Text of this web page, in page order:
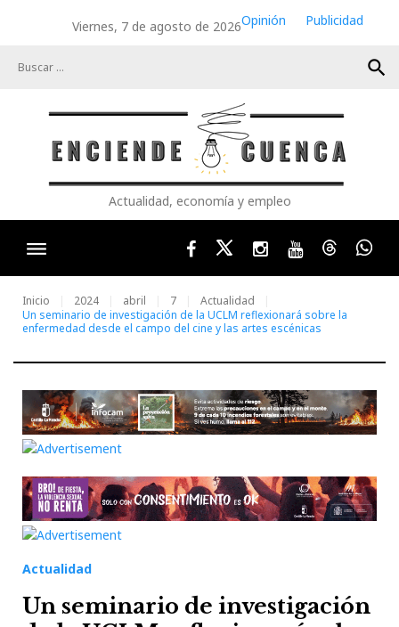
Viernes, 7 de agosto de 2026Opinión
Publicidad
search
Actualidad, economía y empleo
FacebookTwitterInstagram
YoutubeThreads
Inicio 2024 abril 7
Actualidad
Un seminario de investigación de la UCLM reflexionará sobre la
enfermedad desde el campo del cine y las artes escénicas
Actualidad
Un seminario de investigación